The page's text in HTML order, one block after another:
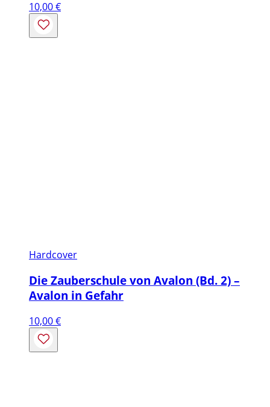
10,00€
Hardcover
Die Zauberschule von Avalon (Bd. 2) –
Avalon in Gefahr
10,00€